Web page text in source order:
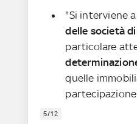
"Si interviene
delle società
particolare
quelle
5/12